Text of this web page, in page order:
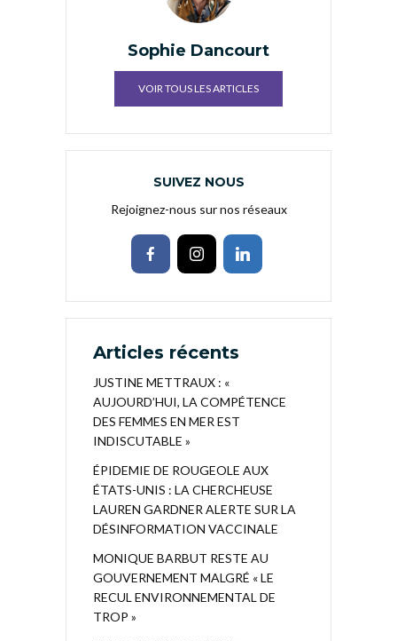
Sophie Dancourt
VOIR TOUS LES ARTICLES
SUIVEZ NOUS
Rejoignez-nous sur nos réseaux
Articles récents
JUSTINE METTRAUX : «
AUJOURD’HUI, LA COMPÉTENCE
DES FEMMES EN MER EST
INDISCUTABLE »
ÉPIDEMIE DE ROUGEOLE AUX
ÉTATS-UNIS : LA CHERCHEUSE
LAUREN GARDNER ALERTE SUR LA
DÉSINFORMATION VACCINALE
MONIQUE BARBUT RESTE AU
GOUVERNEMENT MALGRÉ « LE
RECUL ENVIRONNEMENTAL DE
TROP »